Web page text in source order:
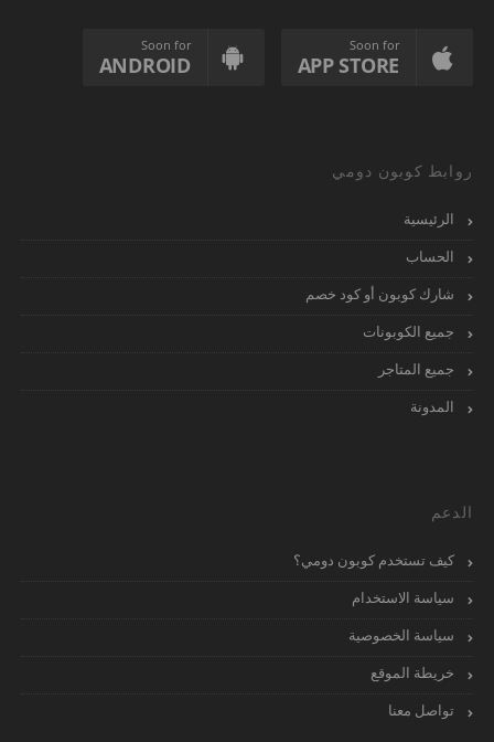
Soon for
APP STORE
Soon for
ANDROID
روابط كوبون دومي
الرئيسية
الحساب
شارك كوبون أو كود خصم
جميع الكوبونات
جميع المتاجر
المدونة
الدعم
كيف تستخدم كوبون دومي؟
سياسة الاستخدام
سياسة الخصوصية
خريطة الموقع
تواصل معنا